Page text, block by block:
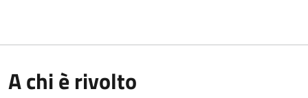
A chi è rivolto